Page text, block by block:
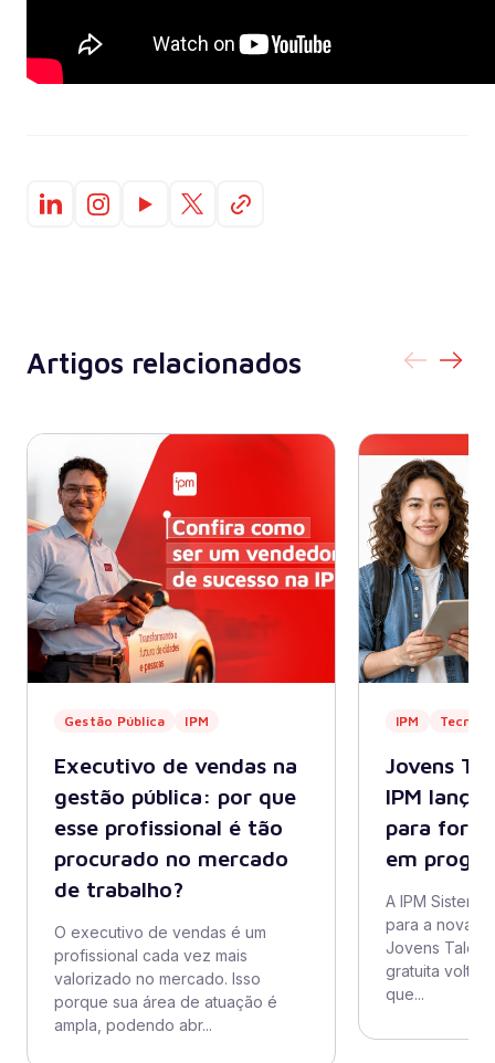
Artigos relacionados
Gestão Pública IPM
Executivo de vendas na
gestão pública: por que
esse profissional é tão
procurado no mercado
de trabalho?
O executivo de vendas é um
profissional cada vez mais
valorizado no mercado. Isso
porque sua área de atuação é
ampla, podendo abr...
IPM
Jovens
IPM lança
para
em
A IPM
para a nova
Jovens
gratuita
que...